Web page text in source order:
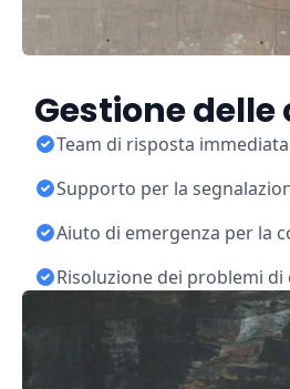
Gestione delle
Team di risposta immediata
Supporto per la
Aiuto di emergenza per la
Risoluzione dei problemi